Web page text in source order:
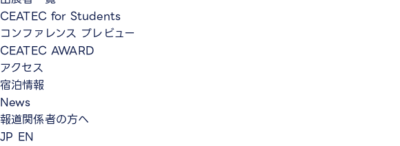
CEATEC for Students
コンファレンス プレビュー
CEATEC AWARD
アクセス
宿泊情報
News
報道関係者の方へ
JP EN